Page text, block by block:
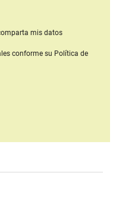
mis datos
conforme su Política de